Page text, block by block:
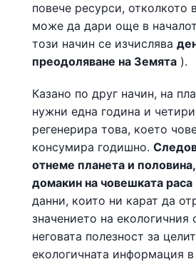
повече ресурси, отколкото
може да дари още в
този начин се изчислява
преодоляване на Земята ).
Казано по друг начин, на
нужни една година и
регенерира това, което
консумира годишно.
отнеме планета и
домакин на човешката раса
данни, които ни карат да
значението на екологичния
неговата полезност за
екологичната информация